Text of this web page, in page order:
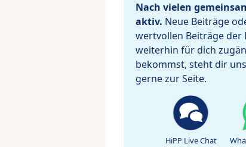
Nach vielen
aktiv. Neue Beiträge
wertvollen Beiträge der
weiterhin für dich
bekommst, steht dir
gerne zur Seite.
HiPP Live Chat